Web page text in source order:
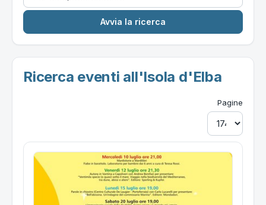
Ricerca eventi all'Isola d'Elba
Pagine